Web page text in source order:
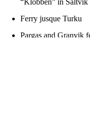
Ferry jusque Turku
Pargas and Granvik